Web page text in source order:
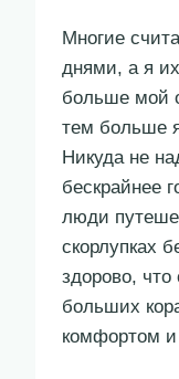
Многие
днями, а я
больше мой
тем больше
Никуда не
бескрайнее
люди
скорлупках
здорово,
больших
комфортом